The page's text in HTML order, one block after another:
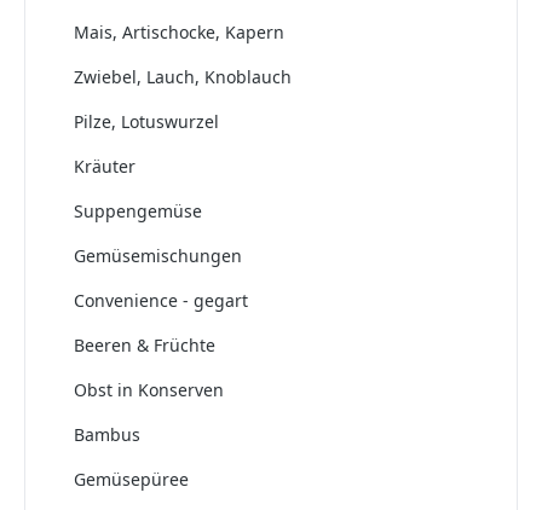
Mais, Artischocke, Kapern
Zwiebel, Lauch, Knoblauch
Pilze, Lotuswurzel
Kräuter
Suppengemüse
Gemüsemischungen
Convenience - gegart
Beeren & Früchte
Obst in Konserven
Bambus
Gemüsepüree